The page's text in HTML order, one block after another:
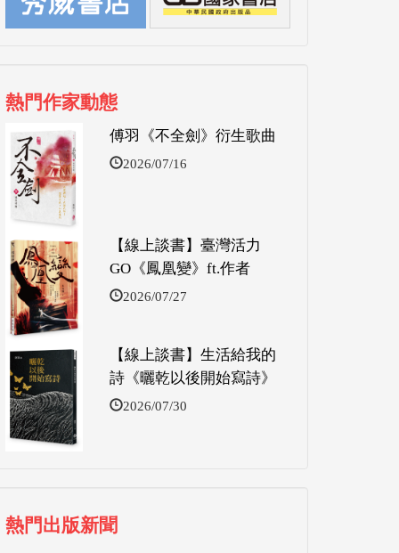
熱門作家動態
傅羽《不全劍》衍生歌曲
2026/07/16
【線上談書】臺灣活力
GO《鳳凰變》ft.作者
2026/07/27
【線上談書】生活給我的
詩《曬乾以後開始寫詩》
2026/07/30
熱門出版新聞